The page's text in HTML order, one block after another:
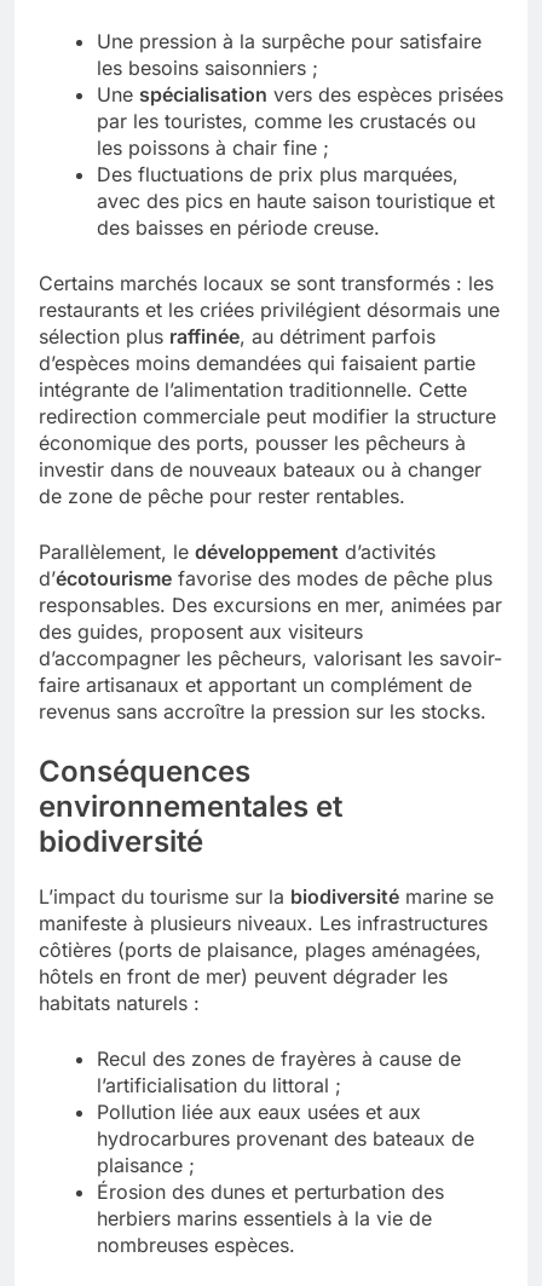
Une pression à la surpêche pour satisfaire
les besoins saisonniers ;
Une spécialisation vers des espèces prisées
par les touristes, comme les crustacés ou
les poissons à chair fine ;
Des fluctuations de prix plus marquées,
avec des pics en haute saison touristique et
des baisses en période creuse.
Certains marchés locaux se sont transformés : les
restaurants et les criées privilégient désormais une
sélection plus raffinée, au détriment parfois
d’espèces moins demandées qui faisaient partie
intégrante de l’alimentation traditionnelle. Cette
redirection commerciale peut modifier la structure
économique des ports, pousser les pêcheurs à
investir dans de nouveaux bateaux ou à changer
de zone de pêche pour rester rentables.
Parallèlement, le développement d’activités
d’écotourisme favorise des modes de pêche plus
responsables. Des excursions en mer, animées par
des guides, proposent aux visiteurs
d’accompagner les pêcheurs, valorisant les savoir-
faire artisanaux et apportant un complément de
revenus sans accroître la pression sur les stocks.
Conséquences
environnementales et
biodiversité
L’impact du tourisme sur la biodiversité marine se
manifeste à plusieurs niveaux. Les infrastructures
côtières (ports de plaisance, plages aménagées,
hôtels en front de mer) peuvent dégrader les
habitats naturels :
Recul des zones de frayères à cause de
l’artificialisation du littoral ;
Pollution liée aux eaux usées et aux
hydrocarbures provenant des bateaux de
plaisance ;
Érosion des dunes et perturbation des
herbiers marins essentiels à la vie de
nombreuses espèces.